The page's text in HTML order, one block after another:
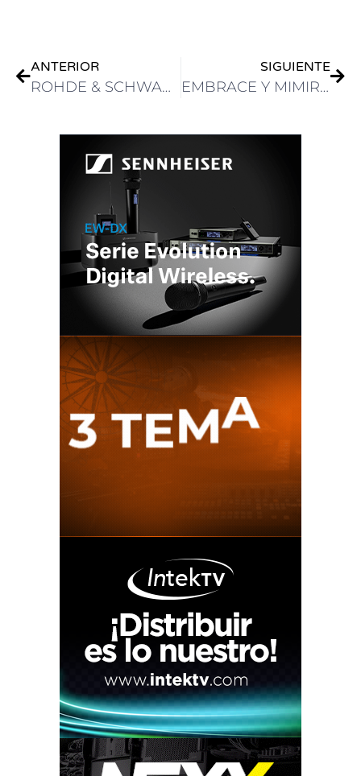
ANTERIOR
ROHDE & SCHWARZ PRESENTARÁ EN IBC2024 SU INNOVACIÓN TECNOLÓGICA EN MATERIA DE EFICIENCIA ENERGÉTICA
SIGUIENTE
EMBRACE Y MIMIR UNEN FUERZAS PARA MODERNIZAR LA GESTIÓN DEL FLUJO DE TRABAJO DE LOS MEDIOS